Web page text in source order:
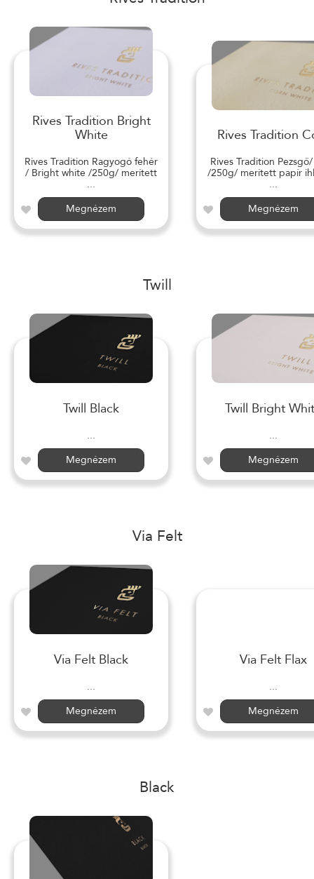
Rives Tradition Bright
White
Rives Tradition Ragyogó fehér
/ Bright white /250g/ merített
...
Megnézem
Rives Tradition
Rives Tradition
/250g/ merített papír
...
Megnézem
Twill
Twill Black
...
Megnézem
Twill Bright
...
Megnézem
Via Felt
Via Felt Black
...
Megnézem
Via Felt Flax
...
Megnézem
Black